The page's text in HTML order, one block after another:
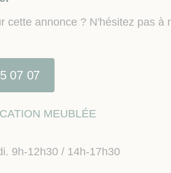
cette annonce ? N'hésitez pas à
07 07
MEUBLÉE
9h-12h30 / 14h-17h30